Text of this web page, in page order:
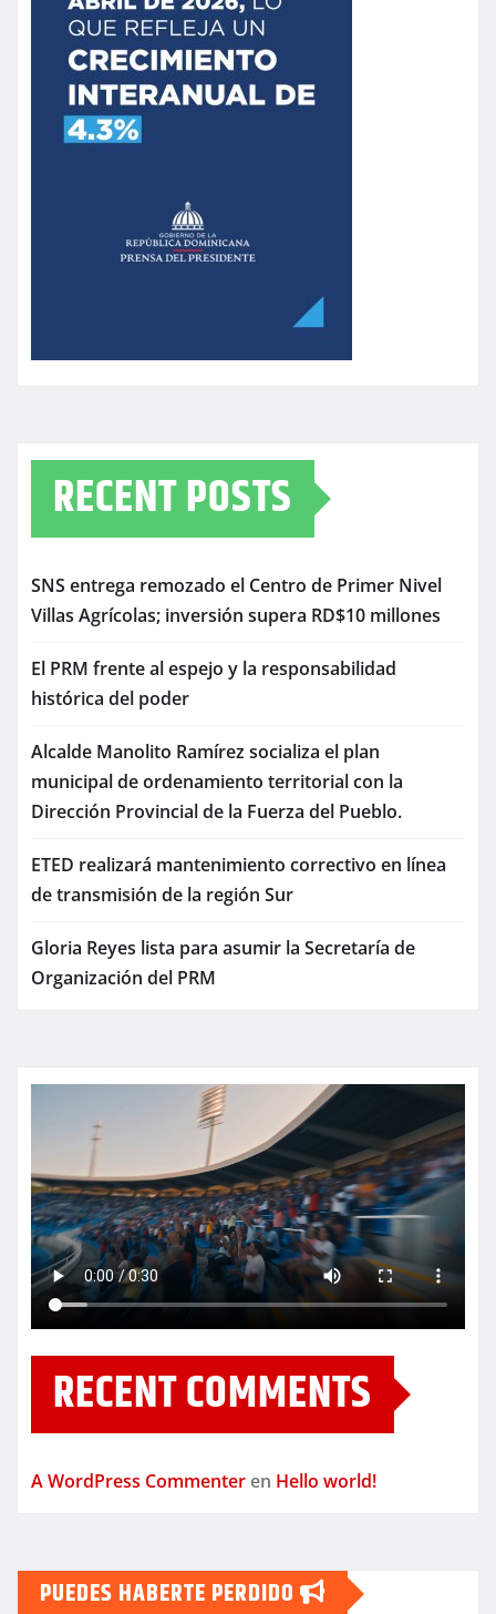
RECENT POSTS
SNS entrega remozado el Centro de Primer Nivel
Villas Agrícolas; inversión supera RD$10 millones
El PRM frente al espejo y la responsabilidad
histórica del poder
Alcalde Manolito Ramírez socializa el plan
municipal de ordenamiento territorial con la
Dirección Provincial de la Fuerza del Pueblo.
ETED realizará mantenimiento correctivo en línea
de transmisión de la región Sur
Gloria Reyes lista para asumir la Secretaría de
Organización del PRM
RECENT COMMENTS
A WordPress Commenter en Hello world!
PUEDES HABERTE PERDIDO